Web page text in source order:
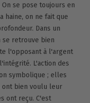
se pose toujours en
haine, on ne fait que
Dans un
retrouve bien
l'opposant à l'argent
L'action des
symbolique ; elles
ont bien voulu leur
ont reçu. C'est